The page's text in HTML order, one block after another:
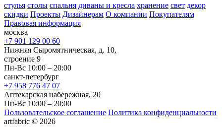
стулья столы спальня диваны и кресла хранение свет декор
скидки Проекты Дизайнерам О компании Покупателям
Правовая информация
москва
+7 901 129 00 60
Нижняя Сыромятническая, д. 10,
строение 9
Пн-Вс 10:00 – 20:00
санкт-петербург
+7 958 776 47 07
Аптекарская набережная, 20
Пн-Вс 10:00 – 20:00
Пользовательское соглашение Политика конфиденциальности
artfabric © 2026